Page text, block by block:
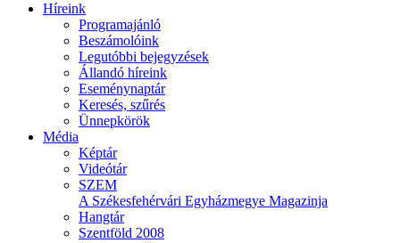
Híreink
Programajánló
Beszámolóink
Legutóbbi bejegyzések
Állandó híreink
Eseménynaptár
Keresés, szűrés
Ünnepkörök
Média
Képtár
Videótár
SZEM
A Székesfehérvári Egyházmegye Magazinja
Hangtár
Szentföld 2008